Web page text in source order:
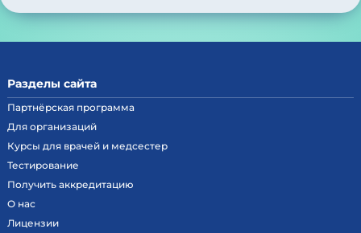
Разделы сайта
Партнёрская программа
Для организаций
Курсы для врачей и медсестер
Тестирование
Получить аккредитацию
О нас
Лицензии